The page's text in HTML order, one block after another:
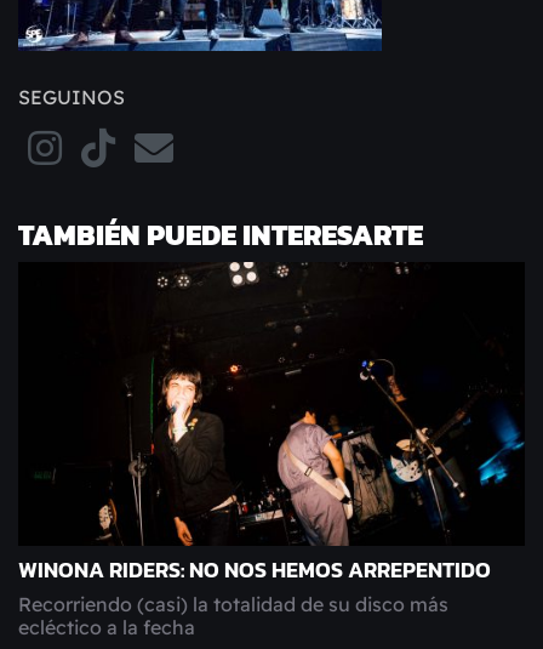
SEGUINOS
TAMBIÉN PUEDE INTERESARTE
WINONA RIDERS: NO NOS HEMOS ARREPENTIDO
Recorriendo (casi) la totalidad de su disco más
ecléctico a la fecha